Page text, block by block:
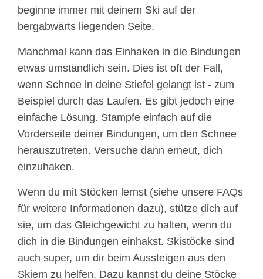
beginne immer mit deinem Ski auf der
bergabwärts liegenden Seite.
Manchmal kann das Einhaken in die Bindungen
etwas umständlich sein. Dies ist oft der Fall,
wenn Schnee in deine Stiefel gelangt ist - zum
Beispiel durch das Laufen. Es gibt jedoch eine
einfache Lösung. Stampfe einfach auf die
Vorderseite deiner Bindungen, um den Schnee
herauszutreten. Versuche dann erneut, dich
einzuhaken.
Wenn du mit Stöcken lernst (siehe unsere FAQs
für weitere Informationen dazu), stütze dich auf
sie, um das Gleichgewicht zu halten, wenn du
dich in die Bindungen einhakst. Skistöcke sind
auch super, um dir beim Aussteigen aus den
Skiern zu helfen. Dazu kannst du deine Stöcke